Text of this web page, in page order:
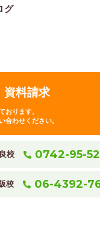
グ
資料請求
おります。
合わせください。
校 0742-95-
校 06-4392-